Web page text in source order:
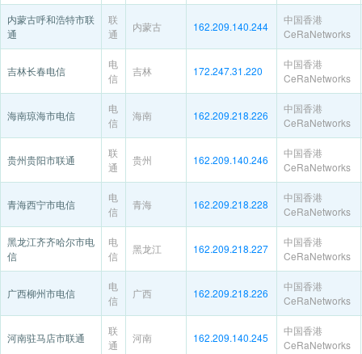
内蒙古呼和浩特市联
通
联
通
内蒙古 162.209.140.244
中国香港
CeRaNetworks
吉林长春电信
电
信
吉林 172.247.31.220
中国香港
CeRaNetworks
海南琼海市电信
电
信
海南 162.209.218.226
中国香港
CeRaNetworks
贵州贵阳市联通
联
通
贵州 162.209.140.246
中国香港
CeRaNetworks
青海西宁市电信
电
信
青海 162.209.218.228
中国香港
CeRaNetworks
黑龙江齐齐哈尔市电
信
电
信
黑龙江 162.209.218.227
中国香港
CeRaNetworks
广西柳州市电信
电
信
广西 162.209.218.226
中国香港
CeRaNetworks
河南驻马店市联通
联
通
河南 162.209.140.245
中国香港
CeRaNetworks